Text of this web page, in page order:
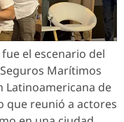
el escenario del
Marítimos
Latinoamericana de
que reunió a actores